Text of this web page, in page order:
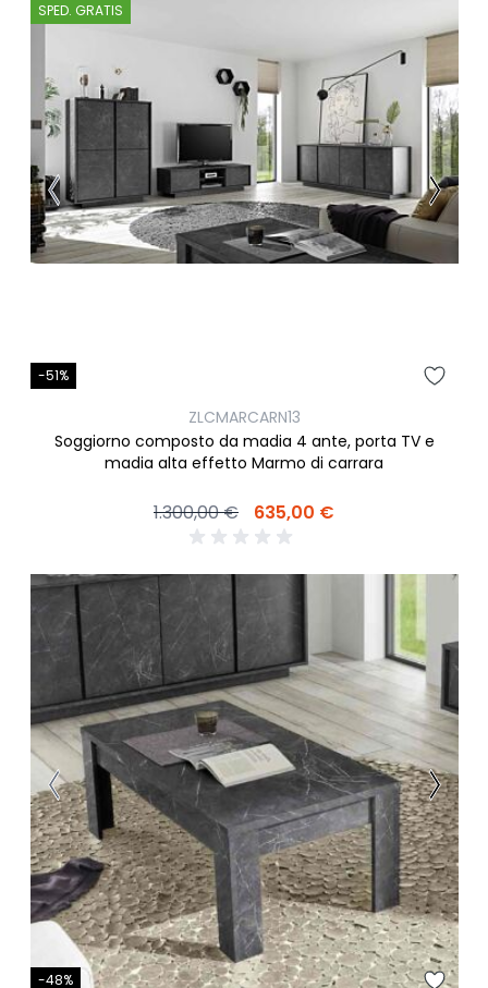
SPED. GRATIS
-51%
ZLCMARCARN13
Soggiorno composto da madia 4 ante, porta TV e
madia alta effetto Marmo di carrara
1.300,00 € 635,00 €
-48%